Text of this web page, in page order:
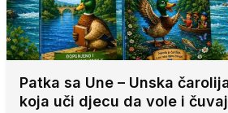
Patka sa Une – Unska
koja uči djecu da vole i